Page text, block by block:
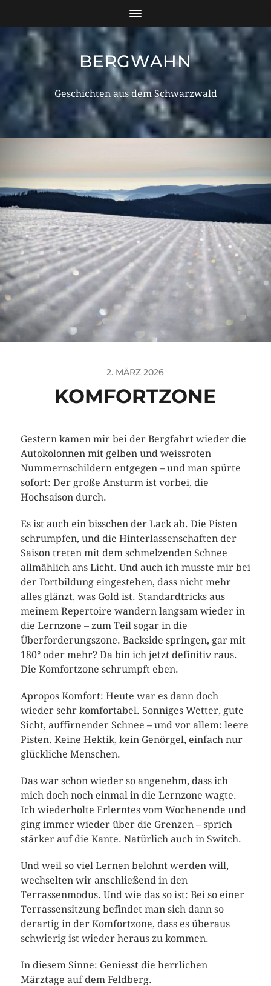
BERGWAHN
Geschichten aus dem Schwarzwald
2. MÄRZ 2026
KOMFORTZONE
Gestern kamen mir bei der Bergfahrt wieder die
Autokolonnen mit gelben und weissroten
Nummernschildern entgegen – und man spürte
sofort: Der große Ansturm ist vorbei, die
Hochsaison durch.
Es ist auch ein bisschen der Lack ab. Die Pisten
schrumpfen, und die Hinterlassenschaften der
Saison treten mit dem schmelzenden Schnee
allmählich ans Licht. Und auch ich musste mir bei
der Fortbildung eingestehen, dass nicht mehr
alles glänzt, was Gold ist. Standardtricks aus
meinem Repertoire wandern langsam wieder in
die Lernzone – zum Teil sogar in die
Überforderungszone. Backside springen, gar mit
180° oder mehr? Da bin ich jetzt definitiv raus.
Die Komfortzone schrumpft eben.
Apropos Komfort: Heute war es dann doch
wieder sehr komfortabel. Sonniges Wetter, gute
Sicht, auffirnender Schnee – und vor allem: leere
Pisten. Keine Hektik, kein Genörgel, einfach nur
glückliche Menschen.
Das war schon wieder so angenehm, dass ich
mich doch noch einmal in die Lernzone wagte.
Ich wiederholte Erlerntes vom Wochenende und
ging immer wieder über die Grenzen – sprich
stärker auf die Kante. Natürlich auch in Switch.
Und weil so viel Lernen belohnt werden will,
wechselten wir anschließend in den
Terrassenmodus. Und wie das so ist: Bei so einer
Terrassensitzung befindet man sich dann so
derartig in der Komfortzone, dass es überaus
schwierig ist wieder heraus zu kommen.
In diesem Sinne: Geniesst die herrlichen
Märztage auf dem Feldberg.